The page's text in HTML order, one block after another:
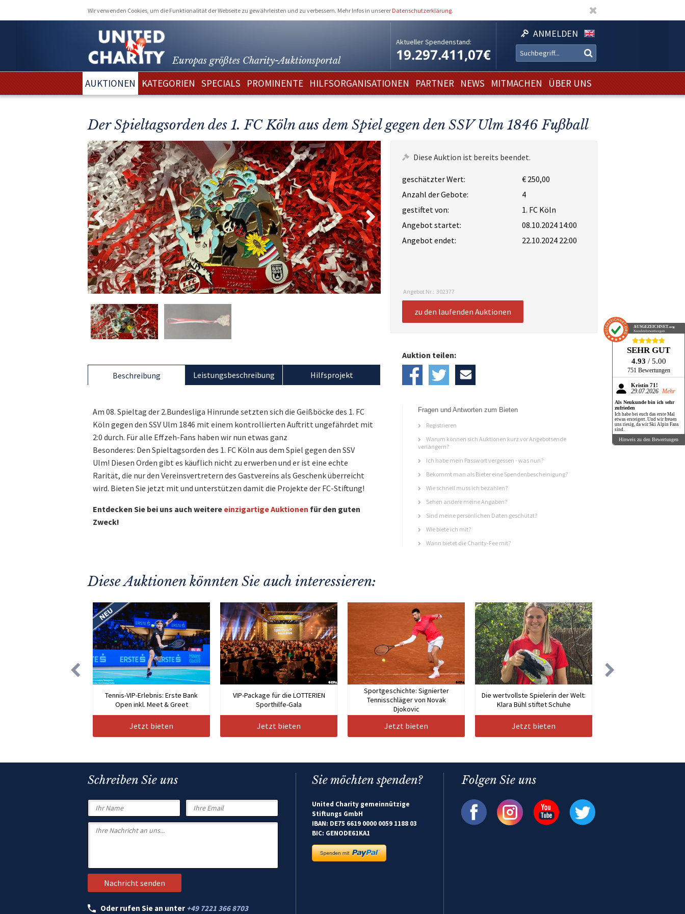
Wir verwenden Cookies, um die Funktionalität der Webseite zu gewährleisten und zu verbessern. Mehr Infos in unserer Datenschutzerklärung.
Europas größtes Charity-Auktionsportal
Aktueller Spendenstand:
19.297.411,07€
ANMELDEN
AUKTIONEN KATEGORIEN SPECIALS PROMINENTE HILFSORGANISATIONEN PARTNER NEWS MITMACHEN ÜBER UNS
Der Spieltagsorden des 1. FC Köln aus dem Spiel gegen den SSV Ulm 1846 Fußball
Diese Auktion ist bereits beendet.
geschätzter Wert:
€ 250,00
Anzahl der Gebote:
4
gestiftet von:
1. FC Köln
Angebot startet:
08.10.2024 14:00
Angebot endet:
22.10.2024 22:00
Angebot Nr.: 302377
zu den laufenden Auktionen
Beschreibung
Am 08. Spieltag der 2.Bundesliga Hinrunde setzten sich die Geißböcke des 1. FC
Köln gegen den SSV Ulm 1846 mit einem kontrollierten Auftritt ungefährdet mit
2:0 durch. Für alle Effzeh-Fans haben wir nun etwas ganz
Besonderes: Den Spieltagsorden des 1. FC Köln aus dem Spiel gegen den SSV
Ulm! Diesen Orden gibt es käuflich nicht zu erwerben und er ist eine echte
Rarität, die nur den Vereinsvertretern des Gastvereins als Geschenk überreicht
wird. Bieten Sie jetzt mit und unterstützen damit die Projekte der FC-Stiftung!
Entdecken Sie bei uns auch weitere einzigartige Auktionen für den guten
Zweck!
Leistungsbeschreibung Hilfsprojekt
Auktion teilen:
Fragen und Antworten zum Bieten
Registrieren
Warum können sich Auktionen kurz vor Angebotsende
verlängern?
Ich habe mein Passwort vergessen - was nun?
Bekommt man als Bieter eine Spendenbescheinigung?
Wie schnell muss ich bezahlen?
Sehen andere meine Angaben?
Sind meine persönlichen Daten geschützt?
Wie biete ich mit?
Wann bietet die Charity-Fee mit?
Diese Auktionen könnten Sie auch interessieren:
Tennis-VIP-Erlebnis: Erste Bank
Open inkl. Meet & Greet
Jetzt bieten
VIP-Package für die LOTTERIEN
Sporthilfe-Gala
Jetzt bieten
Sportgeschichte: Signierter
Tennisschläger von Novak
Djokovic
Jetzt bieten
Die wertvollste Spielerin der Welt:
Klara Bühl stiftet Schuhe
Jetzt bieten
Schreiben Sie uns
Oder rufen Sie an unter +49 7221 366 8703
Sie möchten spenden?
United Charity gemeinnützige
Stiftungs GmbH
IBAN: DE75 6619 0000 0059 1188 03
BIC: GENODE61KA1
Folgen Sie uns
AUSGEZEICHNET.org
Kundenbewertungen
SEHR GUT
4.93 / 5.00
751 Bewertungen
Kristin 71!
29.07.2026 Mehr
Als Neukunde bin ich sehr
zufrieden
Ich habe bei euch das erste Mal
etwas ersteigert. Und wir freuen
uns riesig, da wir Ski Alpin Fans
sind.
Hinweis zu den Bewertungen